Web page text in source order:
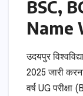
BSC,
Name
उदयपुर
2025 जारी
वर्ष UG